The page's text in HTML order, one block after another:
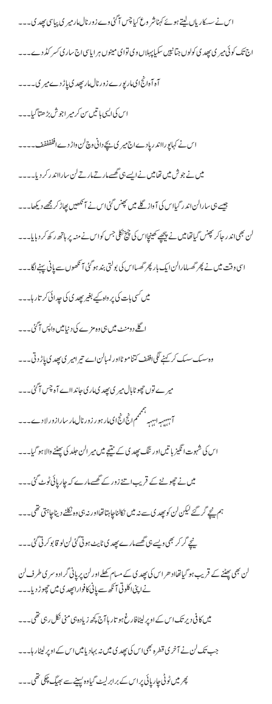
اس نے سسکاریاں لیتے ہوئے کہنا شروع کیا چس آ گئی وے زور نال مار میری پیاسی پھدی۔۔۔
اج تک کوئی میری پھدی کولوں جتا نییں سکیا پہلاں وی تو ای مینوں ہرایا سی اج ساری کسر کڈ دے۔۔۔
آہ آہ انج ای مار پورے زور نال مار پھدی پاڑ دے میری۔۔۔۔
اس کی ایسی باتیں سن کر میرا جوش بڑھتا گیا ۔۔۔
اس نے کہا پورا اندر پا دے اج میری بچے دانی وچ لن واڑ دے افففففف ۔۔۔۔
میں نے جوش میں تھا میں نے ایسے ہی گھسے مارتے مارتے لن سارا اندر کر دیا ۔۔۔۔
جیسے ہی سارا لن اندر گیا اس کی آواز گلے میں پھنس گئی اس نے آنکھیں پھاڑ کر مجھے دیکھا ۔۔۔
لن بھی اندر جا کر پھنس گیا تھا میں نے پیچھے کھینچا اس کی چیخ نکلی جس کو اس نے منہ پر ہاتھ رکھ کر دبایا۔۔۔
اسی وقت میں نے پھر گھسا مارا لن ایک بار پھر گھسا اس کی بولتی بند ہو گئی آنکھوں سے پانی پہنے لگا۔۔۔
میں کسی بات کی پرواہ کیے بغیر پھدی کی چدائی کرتا رہا۔۔۔
اگلے دو منٹ میں ہی وہ مزے کی دنیا میں واپس آ گئی ۔۔۔
وہ سسک سسک کر کہنے لگی اففف کتنا موٹا اور لمبا لن اے تیرا میری پھدی پاڑ دتی۔۔۔
میرے توں چھوٹابال میری پھدی ماری جاندا اے آہ چس آ گئی ۔۔۔
آہہہہہہ اہہہہ ہممممم انج انج ای مار ہور زور نال مار سارا زور لا دے ۔۔۔
اس کی شہوت انگیز باتیں اور تنگ پھدی کے نتیجے میں میرا لن جلد کی پھٹنے والا ہو گیا۔۔۔
میں نے چھوٹنے کے قریب اتنے زور کے گھسے مارے کہ چارپائی ٹوٹ گئی ۔۔۔
ہم نیچے گر گئے لیکن لن کو پھدی سے نہ میں نکالنا چاہتا تھا اور نہ ہی وہ نکلنے دینا چاہتی تھی۔۔۔
نیچے گر کر بھی ویسے ہی گھسے مارے پھدی ٹایٹ ہوتی گئی لن لو قابو کرتی گئی۔۔۔
لن بھی پھٹنے کے قریب ہو گیا تھا ادھر اس کی پھدی کے مسام کھلے اور لن پر پانی گرا دوسری طرف لن
نے اپنی اکلوتی آنکھ سے پانی کا فوارا پھدی میں چھوڑ دیا۔۔۔
میں کافی دیر تک اس کے اوپر لیٹا فارغ ہوتا رہا آج کچھ زیادہ ہی منی نکل رہی تھی۔۔۔
جب تک لن نے آخری قطرہ بھی اس کی پھدی میں نہ بہا دیا میں اس کے اوپر لیٹا رہا۔۔۔
پھر میں ٹوٹی چارپائی پر اس کے برابر لیٹ گیا وہ پسینے سے بھیگ چکی تھی۔۔۔